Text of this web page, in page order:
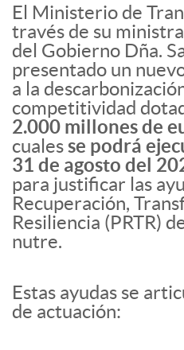
El Ministerio de
través de su
del Gobierno Dña.
presentado un
a la
competitividad
2.000 millones de
cualesse podrá
31 de agosto del
para justificar las
Recuperación,
Resiliencia (PRTR)
nutre.
Estas ayudas se
de actuación: